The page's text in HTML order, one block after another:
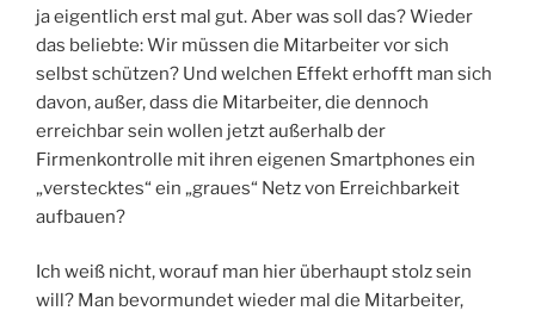
ja eigentlich erst mal gut. Aber was soll das? Wieder
das beliebte: Wir müssen die Mitarbeiter vor sich
selbst schützen? Und welchen Effekt erhofft man sich
davon, außer, dass die Mitarbeiter, die dennoch
erreichbar sein wollen jetzt außerhalb der
Firmenkontrolle mit ihren eigenen Smartphones ein
„verstecktes“ ein „graues“ Netz von Erreichbarkeit
aufbauen?
Ich weiß nicht, worauf man hier überhaupt stolz sein
will? Man bevormundet wieder mal die Mitarbeiter,